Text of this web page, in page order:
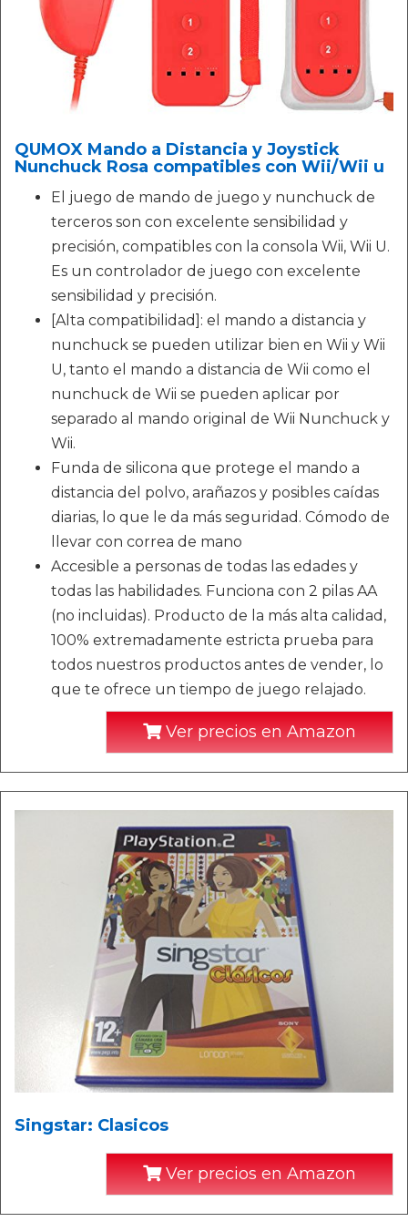
QUMOX Mando a Distancia y Joystick
Nunchuck Rosa compatibles con Wii/Wii u
El juego de mando de juego y nunchuck de
terceros son con excelente sensibilidad y
precisión, compatibles con la consola Wii, Wii U.
Es un controlador de juego con excelente
sensibilidad y precisión.
[Alta compatibilidad]: el mando a distancia y
nunchuck se pueden utilizar bien en Wii y Wii
U, tanto el mando a distancia de Wii como el
nunchuck de Wii se pueden aplicar por
separado al mando original de Wii Nunchuck y
Wii.
Funda de silicona que protege el mando a
distancia del polvo, arañazos y posibles caídas
diarias, lo que le da más seguridad. Cómodo de
llevar con correa de mano
Accesible a personas de todas las edades y
todas las habilidades. Funciona con 2 pilas AA
(no incluidas). Producto de la más alta calidad,
100% extremadamente estricta prueba para
todos nuestros productos antes de vender, lo
que te ofrece un tiempo de juego relajado.
Ver precios en Amazon
Singstar: Clasicos
Ver precios en Amazon